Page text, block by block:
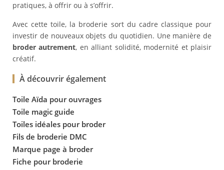
pratiques, à offrir ou à s’offrir.
Avec cette toile, la broderie sort du cadre classique pour
investir de nouveaux objets du quotidien. Une manière de
broder autrement, en alliant solidité, modernité et plaisir
créatif.
À découvrir également
Toile Aïda pour ouvrages
Toile magic guide
Toiles idéales pour broder
Fils de broderie DMC
Marque page à broder
Fiche pour broderie